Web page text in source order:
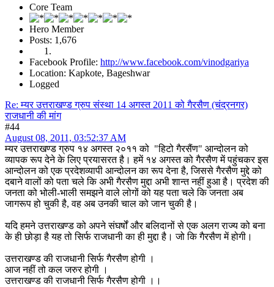
Core Team
Hero Member
Posts: 1,676
Facebook Profile: http://www.facebook.com/vinodgariya
Location: Kapkote, Bageshwar
Logged
Re: म्यर उत्तराखण्ड ग्रुप संस्था 14 अगस्त 2011 को गैरसैण (चंद्रनगर)
राजधानी की मांग
#44
August 08, 2011, 03:52:37 AM
म्यर उत्तराखण्ड ग्रुप १४ अगस्त २०११ को "हिटो गैरसैंण" आन्दोलन को
व्यापक रूप देने के लिए प्रयासरत है। हमें १४ अगस्त को गैरसैण में पहुंचकर इस
आन्दोलन को एक प्रदेशव्यापी आन्दोलन का रूप देना है, जिससे गैरसैण मुद्दे को
दबाने वालों को पता चले कि अभी गैरसैण मुद्दा अभी शान्त नहीं हुआ है। प्रदेश की
जनता को भोली-भाली समझने वाले लोगों को यह पता चले कि जनता अब
जागरूप हो चुकी है, वह अब उनकी चाल को जान चुकी है।
यदि हमने उत्तराखण्ड को अपने संघर्षों और बलिदानों से एक अलग राज्य को बना
के ही छोड़ा है यह तो सिर्फ राजधानी का ही मुद्दा है। जो कि गैरसैण में होगी।
उत्तराखण्ड की राजधानी सिर्फ गैरसैण होगी ।
आज नहीं तो कल जरुर होगी ।
उत्तराखण्ड की राजधानी सिर्फ गैरसैण होगी ।।